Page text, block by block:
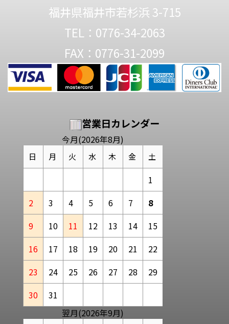
福井県福井市若杉浜 3-715
TEL：0776-34-2063
FAX：0776-31-2099
営業日カレンダー
今月(2026年8月)
日 月 火 水 木 金 土
1
2
3 4 5 6 7
8
9
10 11 12 13 14
15
16
17 18 19 20 21
22
23
24 25 26 27 28
29
30
31
翌月(2026年9月)